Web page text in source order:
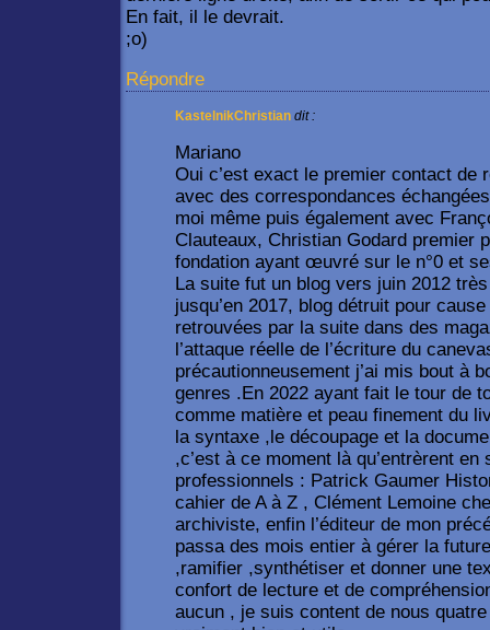
En fait, il le devrait.
;o)
Répondre
KastelnikChristian dit :
Mariano
Oui c’est exact le premier contact de
avec des correspondances
moi même puis également avec
Clauteaux, Christian Godard premier
fondation ayant œuvré sur le n°0 et
La suite fut un blog vers juin 2012
jusqu’en 2017, blog détruit pour
retrouvées par la suite dans des
l’attaque réelle de l’écriture du
précautionneusement j’ai mis bout à
genres .En 2022 ayant fait le tour de
comme matière et peau finement du
la syntaxe ,le découpage et la
,c’est à ce moment là qu’entrèrent
professionnels : Patrick Gaumer
cahier de A à Z , Clément Lemoine
archiviste, enfin l’éditeur de mon
passa des mois entier à gérer la
,ramifier ,synthétiser et donner une
confort de lecture et de
aucun , je suis content de nous